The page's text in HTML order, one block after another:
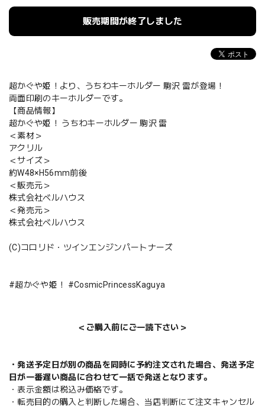
販売期間が終了しました
超かぐや姫！より、うちわキーホルダー 駒沢 雷が登場！
両面印刷のキーホルダーです。
【商品情報】
超かぐや姫！ うちわキーホルダー 駒沢 雷
＜素材＞
アクリル
＜サイズ＞
約W48×H56mm前後
＜販売元＞
株式会社ベルハウス
＜発売元＞
株式会社ベルハウス
(C)コロリド・ツインエンジンパートナーズ
#超かぐや姫！ #CosmicPrincessKaguya
＜ご購入前にご一読下さい＞
・発送予定日が別の商品を同時に予約注文された場合、発送予定
日が一番遅い商品に合わせて一括で発送となります。
・表示金額は税込み価格です。
・転売目的の購入と判断した場合、当店判断にて注文キャンセル